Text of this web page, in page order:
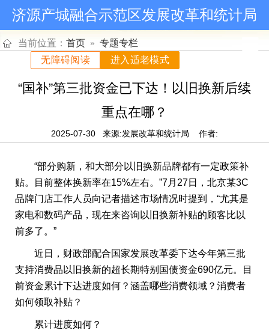
济源产城融合示范区发展改革和统计局
当前位置： 首页 » 专题专栏
“国补”第三批资金已下达！以旧换新后续
重点在哪？
2025-07-30 来源:发展改革和统计局 作者:
“部分购新，和大部分以旧换新品牌都有一定政策补
贴。目前整体换新率在15%左右。”7月27日，北京某3C
品牌门店工作人员向记者描述市场情况时提到，“尤其是
家电和数码产品，现在来咨询以旧换新补贴的顾客比以
前多了。”
近日，财政部配合国家发展改革委下达今年第三批
支持消费品以旧换新的超长期特别国债资金690亿元。目
前资金累计下达进度如何？涵盖哪些消费领域？消费者
如何领取补贴？
累计进度如何？
进入适老模式
无障碍阅读